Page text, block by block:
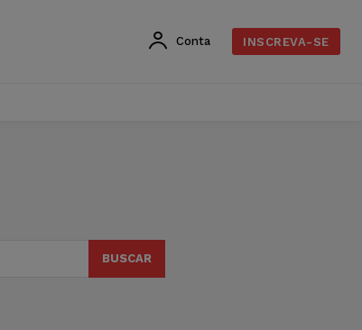
Conta INSCREVA-SE
BUSCAR